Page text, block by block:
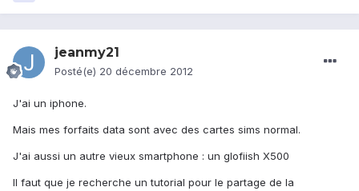
jeanmy21
Posté(e) 20 décembre 2012
J'ai un iphone.
Mais mes forfaits data sont avec des cartes sims normal.
J'ai aussi un autre vieux smartphone : un glofiish X500
Il faut que je recherche un tutorial pour le partage de la